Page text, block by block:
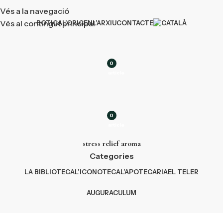
Vés a la navegació
Vés al contingut principal
BOTIGAL’ORIGENL’ARXIUCONTACTE
0
0
stress relief aroma
Categories
LA BIBLIOTECAL’ICONOTECAL’APOTECARIAEL TELER
AUGURACULUM